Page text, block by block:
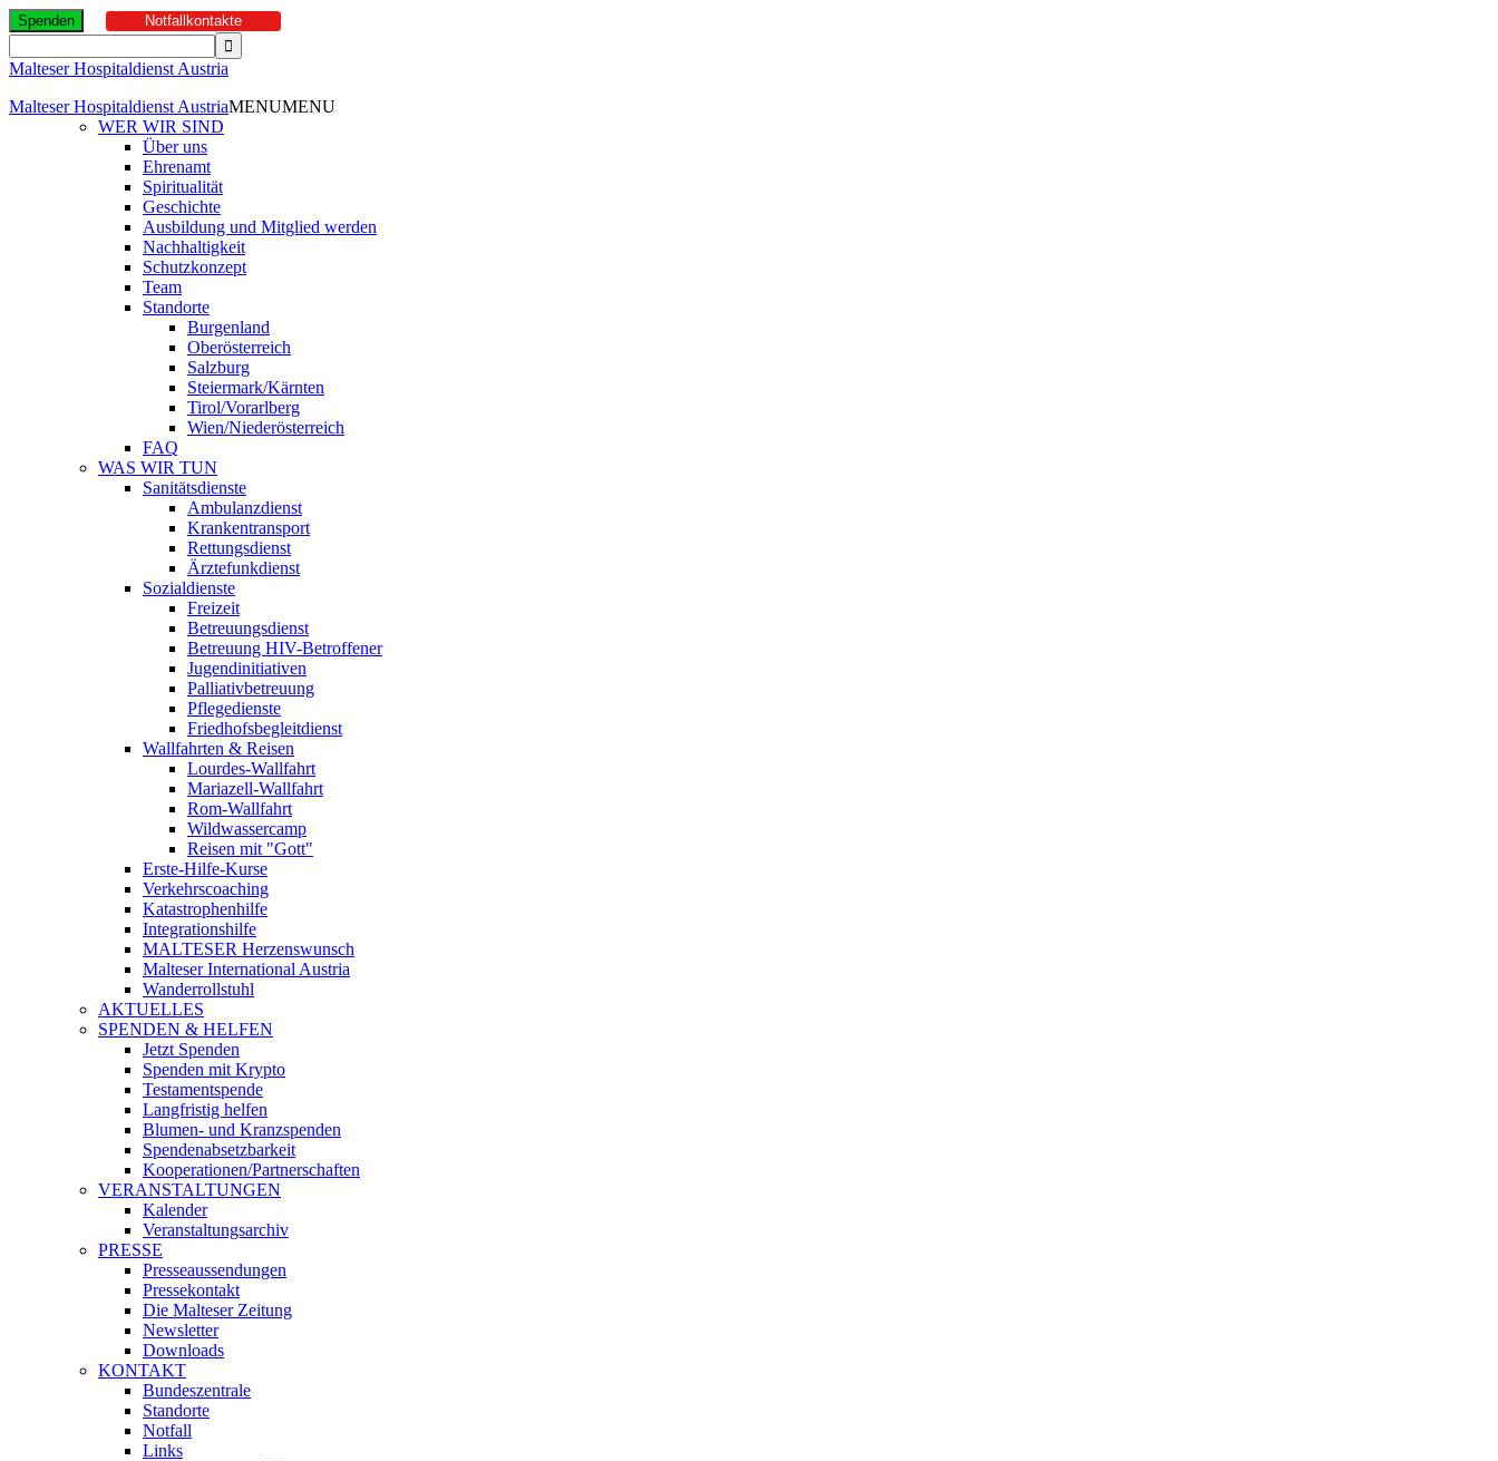
Spenden Notfallkontakte
Malteser Hospitaldienst Austria
Malteser Hospitaldienst AustriaMENUMENU
WER WIR SIND
Über uns
Ehrenamt
Spiritualität
Geschichte
Ausbildung und Mitglied werden
Nachhaltigkeit
Schutzkonzept
Team
Standorte
Burgenland
Oberösterreich
Salzburg
Steiermark/Kärnten
Tirol/Vorarlberg
Wien/Niederösterreich
FAQ
WAS WIR TUN
Sanitätsdienste
Ambulanzdienst
Krankentransport
Rettungsdienst
Ärztefunkdienst
Sozialdienste
Freizeit
Betreuungsdienst
Betreuung HIV-Betroffener
Jugendinitiativen
Palliativbetreuung
Pflegedienste
Friedhofsbegleitdienst
Wallfahrten & Reisen
Lourdes-Wallfahrt
Mariazell-Wallfahrt
Rom-Wallfahrt
Wildwassercamp
Reisen mit "Gott"
Erste-Hilfe-Kurse
Verkehrscoaching
Katastrophenhilfe
Integrationshilfe
MALTESER Herzenswunsch
Malteser International Austria
Wanderrollstuhl
AKTUELLES
SPENDEN & HELFEN
Jetzt Spenden
Spenden mit Krypto
Testamentspende
Langfristig helfen
Blumen- und Kranzspenden
Spendenabsetzbarkeit
Kooperationen/Partnerschaften
VERANSTALTUNGEN
Kalender
Veranstaltungsarchiv
PRESSE
Presseaussendungen
Pressekontakt
Die Malteser Zeitung
Newsletter
Downloads
KONTAKT
Bundeszentrale
Standorte
Notfall
Links